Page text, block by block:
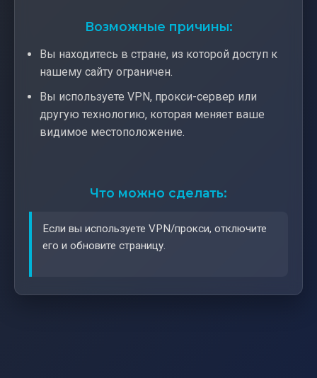
Возможные причины:
Вы находитесь в стране, из которой доступ к
нашему сайту ограничен.
Вы используете VPN, прокси-сервер или
другую технологию, которая меняет ваше
видимое местоположение.
Что можно сделать:
Если вы используете VPN/прокси, отключите
его и обновите страницу.